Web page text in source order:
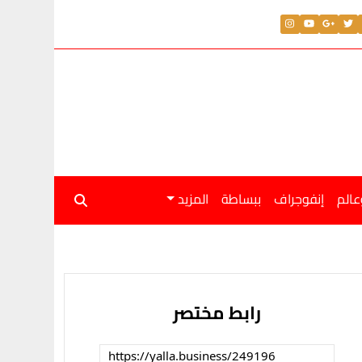
إنفوجراف ببساطة المزيد
رابط مختصر